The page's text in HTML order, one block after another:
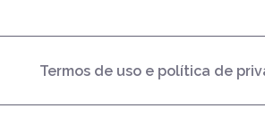
Termos de uso e política de